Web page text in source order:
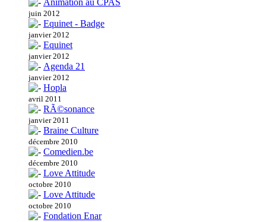
Animation au CPAS
juin 2012
Equinet - Badge
janvier 2012
Equinet
janvier 2012
Agenda 21
janvier 2012
Hopla
avril 2011
RÃ©sonance
janvier 2011
Braine Culture
décembre 2010
Comedien.be
décembre 2010
Love Attitude
octobre 2010
Love Attitude
octobre 2010
Fondation Enar